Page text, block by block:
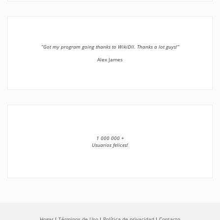
”Got my program going thanks to WikiDll. Thanks a lot guys!”
Alex James
1 000 000 +
Usuarios felices!